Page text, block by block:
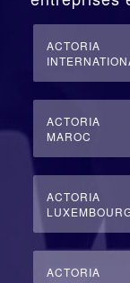
ACTORIA
ACTORIA
MAROC
ACTORIA
ACTORIA